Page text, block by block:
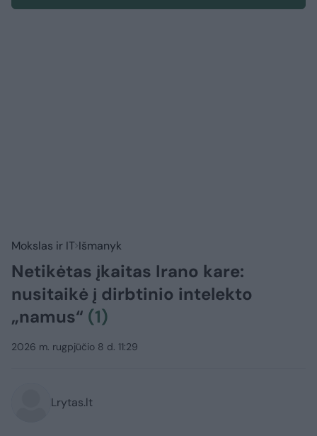
Mokslas ir IT Išmanyk
Netikėtas įkaitas Irano kare:
nusitaikė į dirbtinio intelekto
„namus“ (1)
2026 m. rugpjūčio 8 d. 11:29
Lrytas.lt